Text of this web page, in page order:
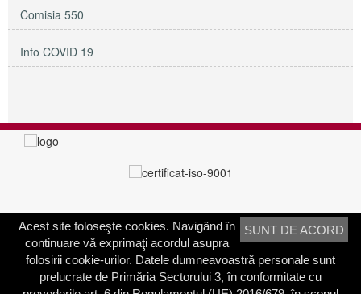
Comisia 550
Info COVID 19
PRIMĂRIA SECTORULUI 3
Adresa:Calea Dudeşti nr. 191
Bucureşti, Sector 3, România
SUNT DE ACORD
Acest site foloseşte cookies. Navigând în
continuare vă exprimaţi acordul asupra
folosirii cookie-urilor. Datele dumneavoastră personale sunt
prelucrate de Primăria Sectorului 3, în conformitate cu